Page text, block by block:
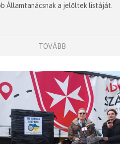
Államtanácsnak a jelőltek listáját.
TOVÁBB